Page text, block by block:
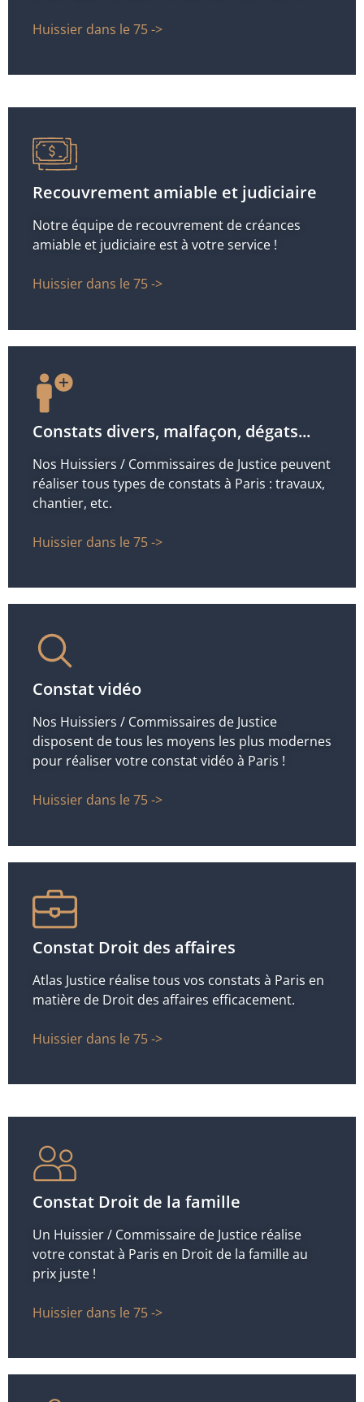
Huissier dans le 75 ->
Recouvrement amiable et judiciaire
Notre équipe de recouvrement de créances
amiable et judiciaire est à votre service !
Huissier dans le 75 ->
Constats divers, malfaçon, dégats...
Nos Huissiers / Commissaires de Justice peuvent
réaliser tous types de constats à Paris : travaux,
chantier, etc.
Huissier dans le 75 ->
Constat vidéo
Nos Huissiers / Commissaires de Justice
disposent de tous les moyens les plus modernes
pour réaliser votre constat vidéo à Paris !
Huissier dans le 75 ->
Constat Droit des affaires
Atlas Justice réalise tous vos constats à Paris en
matière de Droit des affaires efficacement.
Huissier dans le 75 ->
Constat Droit de la famille
Un Huissier / Commissaire de Justice réalise
votre constat à Paris en Droit de la famille au
prix juste !
Huissier dans le 75 ->